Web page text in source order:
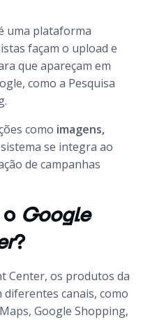
uma plataforma
façam o upload e
que apareçam em
como a Pesquisa
.
como imagens,
se integra ao
de campanhas
Google
?
Center, os produtos da
canais, como
, Google Shopping,